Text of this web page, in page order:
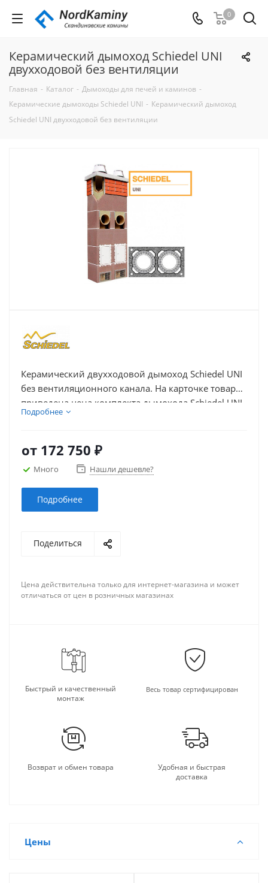
0
Керамический дымоход Schiedel UNI
двухходовой без вентиляции
Главная - Каталог - Дымоходы для печей и каминов -
Керамические дымоходы Schiedel UNI - Керамический дымоход
Schiedel UNI двухходовой без вентиляции
Керамический двухходовой дымоход Schiedel UNI
без вентиляционного канала. На карточке товара
приведена цена комплекта дымохода Schiedel UNI
из керамики с двумя дымоходными каналами без
каналов.
Подробнее
от 172 750 ₽
Много Нашли дешевле?
Подробнее
Поделиться
Цена действительна только для интернет-магазина и может
отличаться от цен в розничных магазинах
Быстрый и качественный
монтаж
Весь товар сертифицирован
Возврат и обмен товара
Удобная и быстрая
доставка
Цены